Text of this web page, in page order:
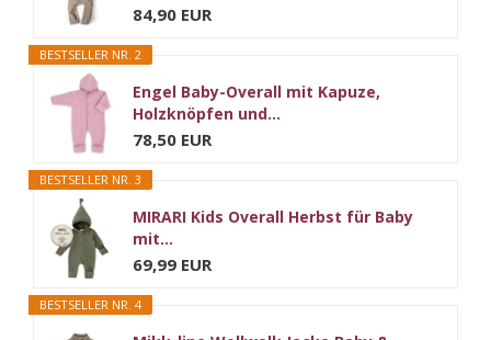
84,90 EUR
BESTSELLER NR. 2
Engel Baby-Overall mit Kapuze,
Holzknöpfen und...
78,50 EUR
BESTSELLER NR. 3
MIRARI Kids Overall Herbst für Baby
mit...
69,99 EUR
BESTSELLER NR. 4